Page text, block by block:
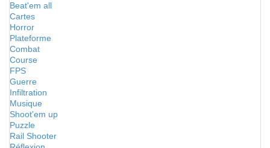
Beat'em all
Cartes
Horror
Plateforme
Combat
Course
FPS
Guerre
Infiltration
Musique
Shoot'em up
Puzzle
Rail Shooter